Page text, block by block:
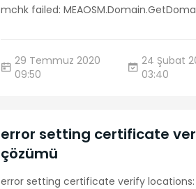
mchk failed:
29 Temmuz 2020
09:50
24 Şubat
03:40
error setting certificate
çözümü
error setting certificate verify locations: